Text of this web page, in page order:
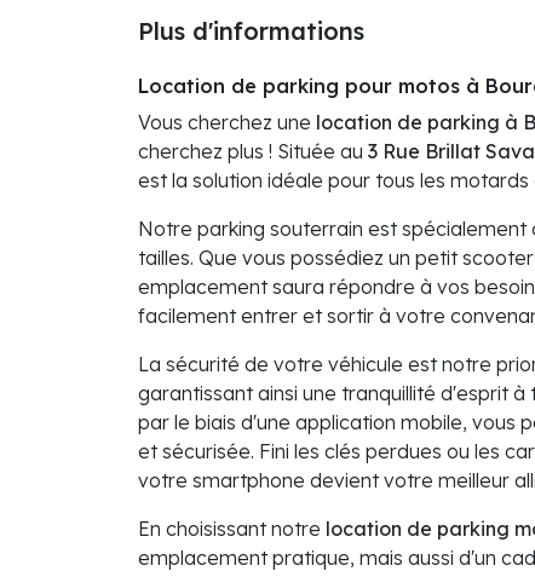
Plus d'informations
Location de parking pour motos à
Vous cherchez une location de parking à
cherchez plus ! Située au 3 Rue Brillat
est la solution idéale pour tous les
Notre parking souterrain est
tailles. Que vous possédiez un petit
emplacement saura répondre à vos
facilement entrer et sortir à votre
La sécurité de votre véhicule est notre
garantissant ainsi une tranquillité d'esprit
par le biais d'une application mobile,
et sécurisée. Fini les clés perdues ou les
votre smartphone devient votre meilleur
En choisissant notre location de parking
emplacement pratique, mais aussi d'un